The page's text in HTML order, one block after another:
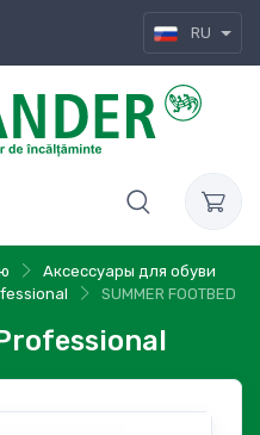
RU
Аксессуары для обуви
SUMMER FOOTBED